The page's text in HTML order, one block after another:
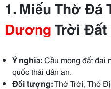
1. Miếu Thờ Đá
Dương Trời Đất
Ý nghĩa:Cầu mong đất đai
quốc thái dân an.
Đối tượng:Thờ Trời, Thổ